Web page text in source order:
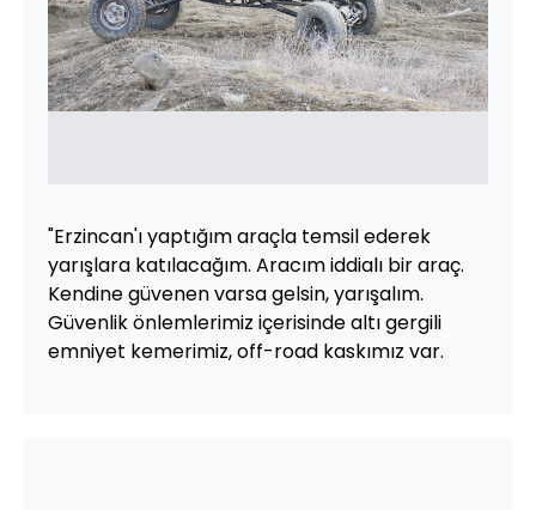
"Erzincan'ı yaptığım araçla temsil ederek
yarışlara katılacağım. Aracım iddialı bir araç.
Kendine güvenen varsa gelsin, yarışalım.
Güvenlik önlemlerimiz içerisinde altı gergili
emniyet kemerimiz, off-road kaskımız var.